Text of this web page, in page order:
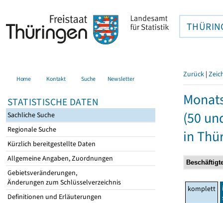
Home Kontakt Suche Newsletter
STATISTISCHE DATEN
Sachliche Suche
Regionale Suche
Kürzlich bereitgestellte Daten
Allgemeine Angaben, Zuordnungen
Gebietsveränderungen,
Änderungen zum Schlüsselverzeichnis
Definitionen und Erläuterungen
Zurück |
(50
in
komplett